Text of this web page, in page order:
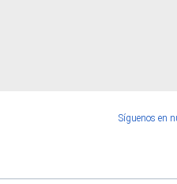
Síguenos en